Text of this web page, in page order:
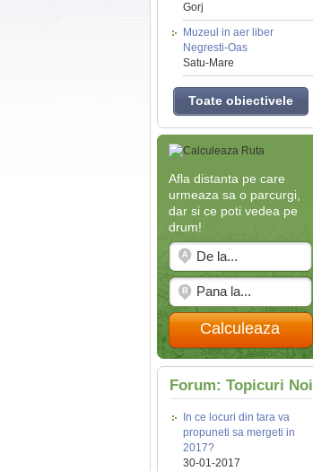
Gorj
Muzeul in aer liber
Negresti-Oas
Satu-Mare
Toate obiectivele
Afla distanta pe care
urmeaza sa o parcurgi,
dar si ce poti vedea pe
drum!
Calculeaza
Forum: Topicuri Noi
In ce locuri din tara va
propuneti sa mergeti in
2017?
30-01-2017